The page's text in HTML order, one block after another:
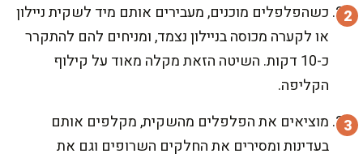
כשהפלפלים מוכנים, מעבירים אותם מיד לשקית ניילון
או לקערה מכוסה בניילון נצמד, ומניחים להם להתקרר
כ-10 דקות. השיטה הזאת מקלה מאוד על קילוף
הקליפה.
מוציאים את הפלפלים מהשקית, מקלפים אותם
בעדינות ומסירים את החלקים השרופים וגם את